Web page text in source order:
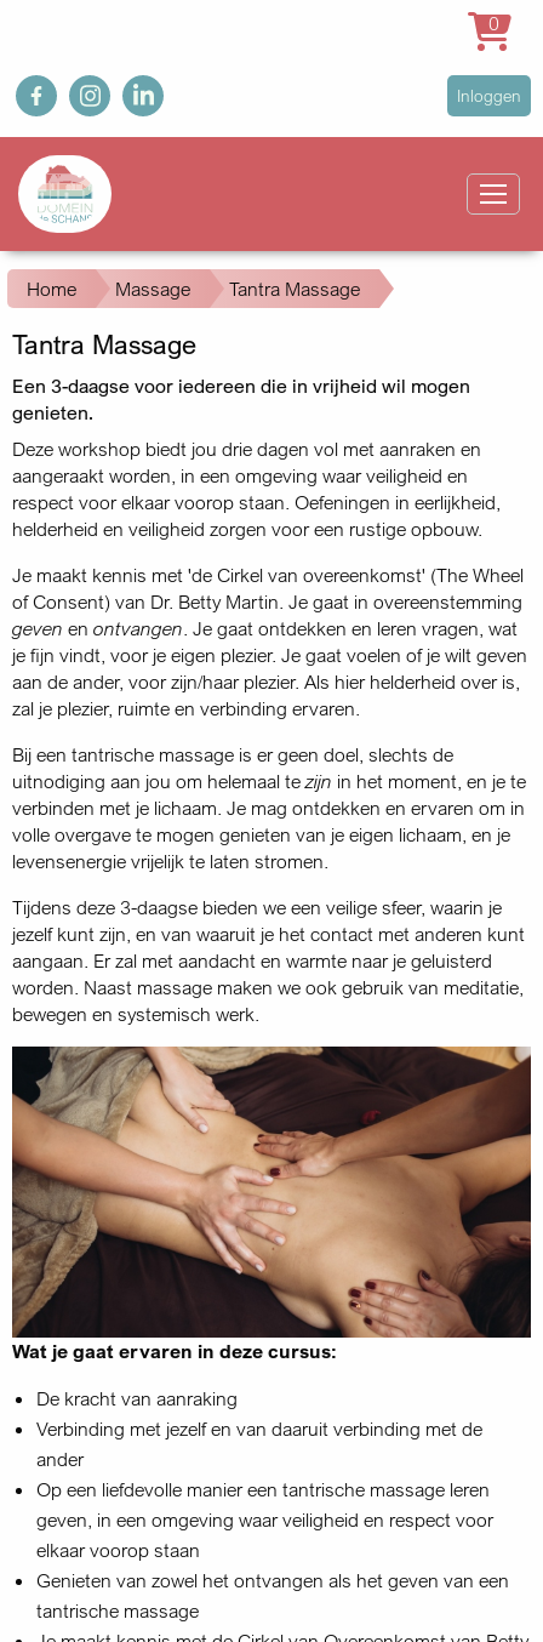
Overslaan
en
naar
inhoud
gaan
fb ig in
User
account
Inloggen
Main
navigation
0
Kruimelpad
Home Massage Tantra Massage
Tantra Massage
Een 3-daagse voor iedereen die in vrijheid wil mogen
genieten.
Deze workshop biedt jou drie dagen vol met aanraken en
aangeraakt worden, in een omgeving waar veiligheid en
respect voor elkaar voorop staan. Oefeningen in eerlijkheid,
helderheid en veiligheid zorgen voor een rustige opbouw.
Je maakt kennis met 'de Cirkel van overeenkomst' (The Wheel
of Consent) van Dr. Betty Martin. Je gaat in overeenstemming
geven en ontvangen. Je gaat ontdekken en leren vragen, wat
je fijn vindt, voor je eigen plezier. Je gaat voelen of je wilt geven
aan de ander, voor zijn/haar plezier. Als hier helderheid over is,
zal je plezier, ruimte en verbinding ervaren.
Bij een tantrische massage is er geen doel, slechts de
uitnodiging aan jou om helemaal tezijn in het moment, en je te
verbinden met je lichaam. Je mag ontdekken en ervaren om in
volle overgave te mogen genieten van je eigen lichaam, en je
levensenergie vrijelijk te laten stromen.
Tijdens deze 3-daagse bieden we een veilige sfeer, waarin je
jezelf kunt zijn, en van waaruit je het contact met anderen kunt
aangaan. Er zal met aandacht en warmte naar je geluisterd
worden. Naast massage maken we ook gebruik van meditatie,
bewegen en systemisch werk.
Wat je gaat ervaren in deze cursus:
De kracht van aanraking
Verbinding met jezelf en van daaruit verbinding met de
ander
Op een liefdevolle manier een tantrische massage leren
geven, in een omgeving waar veiligheid en respect voor
elkaar voorop staan
Genieten van zowel het ontvangen als het geven van een
tantrische massage